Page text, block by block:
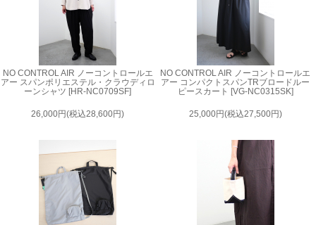
NO CONTROL AIR ノーコントロールエ
アー スパンポリエステル・クラウディロ
ーンシャツ [HR-NC0709SF]
26,000円(税込28,600円)
NO CONTROL AIR ノーコントロールエ
アー コンパクトスパンTRブロードルー
ピースカート [VG-NC0315SK]
25,000円(税込27,500円)